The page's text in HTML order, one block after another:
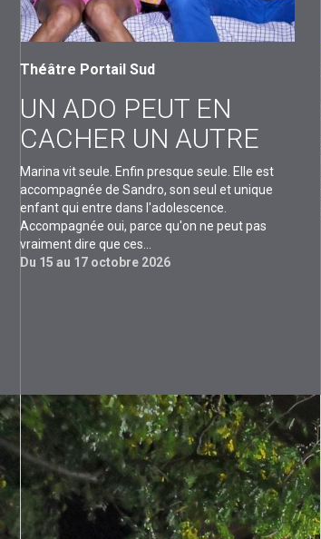
Théâtre Portail Sud
UN ADO PEUT EN
CACHER UN AUTRE
Marina vit seule. Enfin presque seule. Elle est
accompagnée de Sandro, son seul et unique
enfant qui entre dans l'adolescence.
Accompagnée oui, parce qu'on ne peut pas
vraiment dire que ces...
Du 15 au 17 octobre 2026